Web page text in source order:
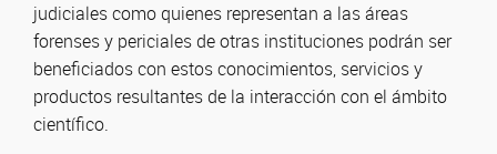
judiciales como quienes representan a las áreas
forenses y periciales de otras instituciones podrán ser
beneficiados con estos conocimientos, servicios y
productos resultantes de la interacción con el ámbito
científico.